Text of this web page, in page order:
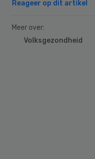
Reageer op dit artikel
Meer over:
Volksgezondheid